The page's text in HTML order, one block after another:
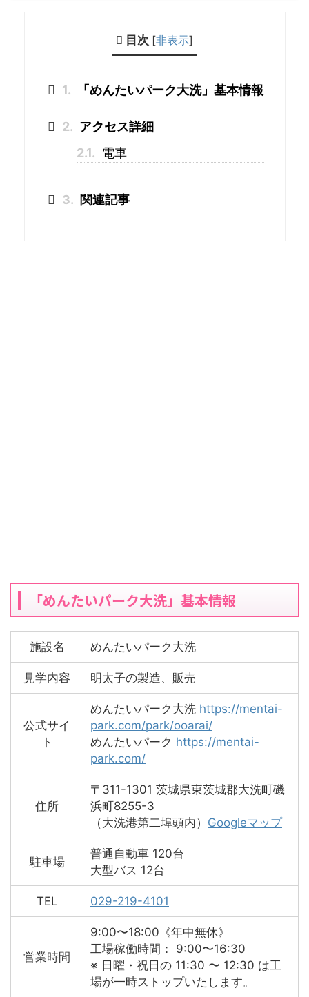
目次 [非表示]
1. 「めんたいパーク大洗」基本情報
2. アクセス詳細
2.1. 電車
3. 関連記事
「めんたいパーク大洗」基本情報
施設名 めんたいパーク大洗
見学内容 明太子の製造、販売
公式サイ
ト
めんたいパーク大洗 https://mentai-
park.com/park/ooarai/
めんたいパーク https://mentai-
park.com/
住所
〒311-1301 茨城県東茨城郡大洗町磯
浜町8255-3
（大洗港第二埠頭内） Googleマップ
駐車場
普通自動車 120台
大型バス 12台
TEL 029-219-4101
営業時間
9:00〜18:00《年中無休》
工場稼働時間： 9:00〜16:30
※ 日曜・祝日の 11:30 〜 12:30 は工
場が一時ストップいたします。